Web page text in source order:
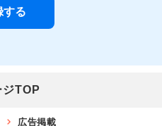
ジTOP
広告掲載